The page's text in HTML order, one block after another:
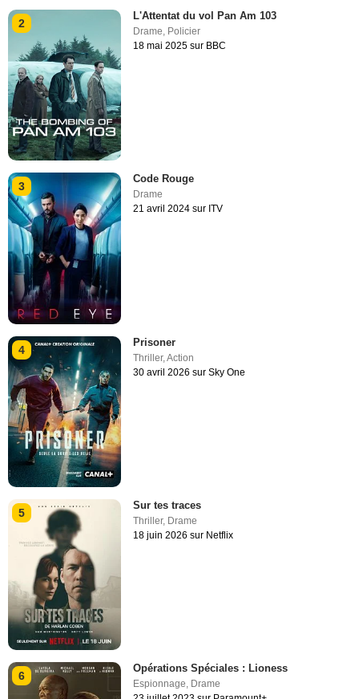
2
L'Attentat du vol Pan Am 103
Drame, Policier
18 mai 2025 sur BBC
3
Code Rouge
Drame
21 avril 2024 sur ITV
4
Prisoner
Thriller,Action
30 avril 2026 sur Sky One
5
Sur tes traces
Thriller, Drame
18 juin 2026 sur Netflix
6
Opérations Spéciales : Lioness
Espionnage, Drame